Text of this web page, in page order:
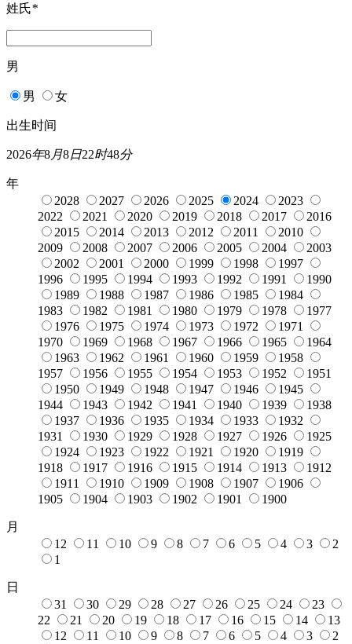
姓氏*
男
男 女
出生时间
2026年8月8日22时48分
年
2028
2027 2026 2025 2024
2023
2022
2021 2020 2019 2018 2017
2016
2015
2014 2013 2012 2011
2010
2009
2008 2007 2006 2005 2004
2003
2002
2001 2000 1999 1998
1997
1996
1995 1994 1993 1992 1991
1990
1989
1988 1987 1986 1985
1984
1983
1982 1981 1980 1979 1978
1977
1976
1975 1974 1973 1972
1971
1970
1969 1968 1967 1966 1965
1964
1963
1962 1961 1960 1959
1958
1957
1956 1955 1954 1953 1952
1951
1950
1949 1948 1947 1946
1945
1944
1943 1942 1941 1940 1939
1938
1937
1936 1935 1934 1933
1932
1931
1930 1929 1928 1927 1926
1925
1924
1923 1922 1921 1920
1919
1918
1917 1916 1915 1914 1913
1912
1911
1910 1909 1908 1907
1906
1905
1904 1903 1902 1901 1900
月
12
11 10 9 8 7 6 5 4 3
2
1
日
31
30 29 28 27 26 25 24
23
22
21 20 19 18 17 16 15 14
13
12
11 10 9 8 7 6 5 4 3
2